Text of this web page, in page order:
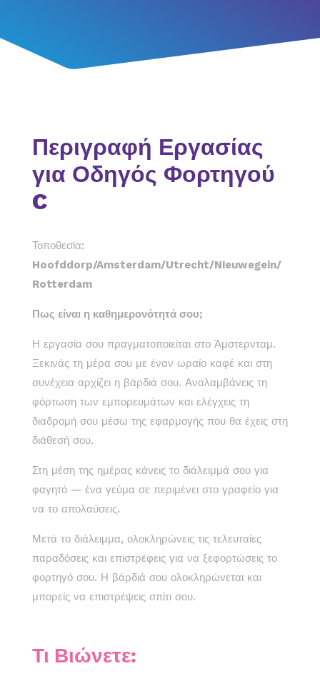
Περιγραφή Εργασίας
για Οδηγός Φορτηγού
C
Τοποθεσία:
Hoofddorp/Amsterdam/Utrecht/Nieuwegein/
Rotterdam
Πως είναι η καθημερονότητά σου;
Η εργασία σου πραγματοποιείται στο Άμστερνταμ.
Ξεκινάς τη μέρα σου με έναν ωραίο καφέ και στη
συνέχεια αρχίζει η βάρδιά σου. Αναλαμβάνεις τη
φόρτωση των εμπορευμάτων και ελέγχεις τη
διαδρομή σου μέσω της εφαρμογής που θα έχεις στη
διάθεσή σου.
Στη μέση της ημέρας κάνεις το διάλειμμά σου για
φαγητό — ένα γεύμα σε περιμένει στο γραφείο για
να το απολαύσεις.
Μετά το διάλειμμα, ολοκληρώνεις τις τελευταίες
παραδόσεις και επιστρέφεις για να ξεφορτώσεις το
φορτηγό σου. Η βάρδιά σου ολοκληρώνεται και
μπορείς να επιστρέψεις σπίτι σου.
Τι Βιώνετε: